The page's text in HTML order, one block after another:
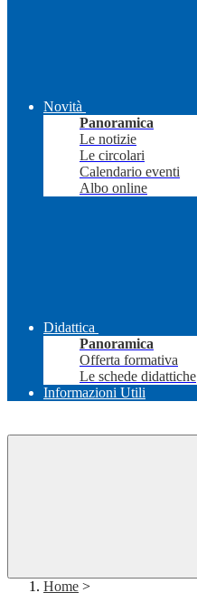
Novità
Panoramica
Le notizie
Le circolari
Calendario eventi
Albo online
Didattica
Panoramica
Offerta formativa
Le schede didattiche
Informazioni Utili
Home >